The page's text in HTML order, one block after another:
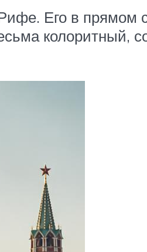
Его в прямом
колоритный,